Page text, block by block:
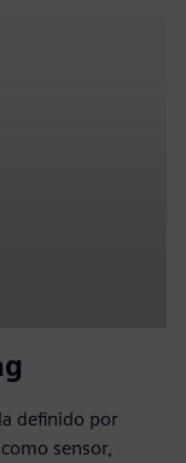
definido por
sensor,